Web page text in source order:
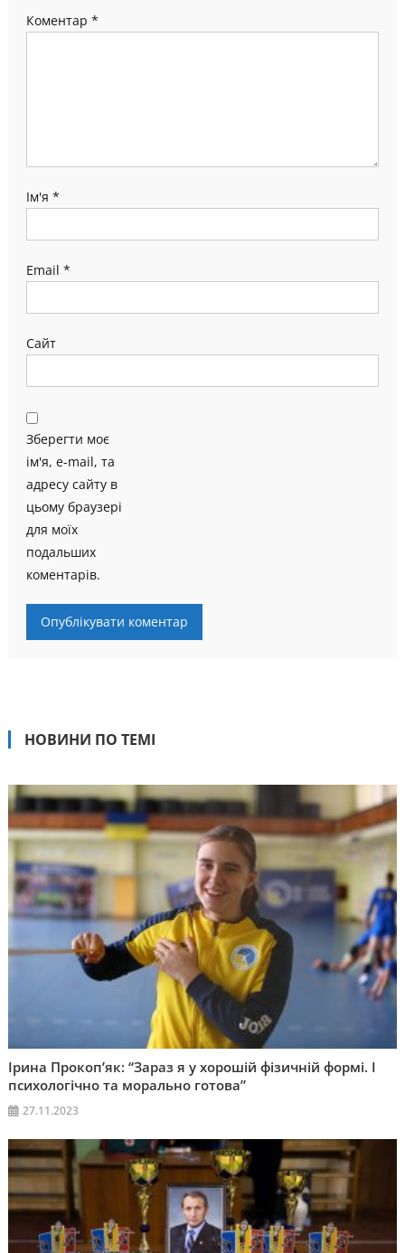
Коментар *
Ім'я *
Email *
Сайт
Зберегти моє
ім'я, e-mail, та
адресу сайту в
цьому браузері
для моїх
подальших
коментарів.
НОВИНИ ПО ТЕМІ
Ірина Прокоп’як: “Зараз я у хорошій фізичній формі. І
психологічно та морально готова”
27.11.2023